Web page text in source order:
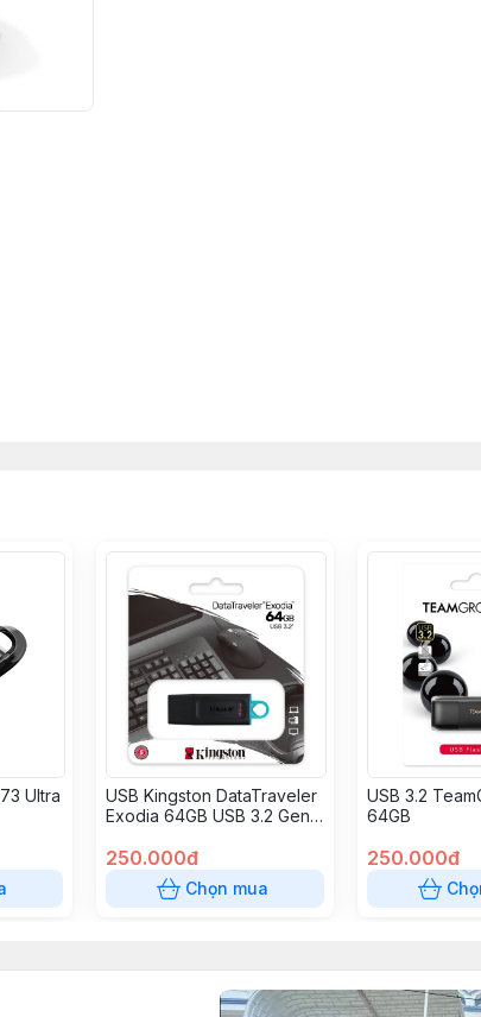
Ultra
USB Kingston DataTraveler
Exodia 64GB USB 3.2 Gen1
250.000đ
Chọn mua
USB 3.2
64GB
250.000đ